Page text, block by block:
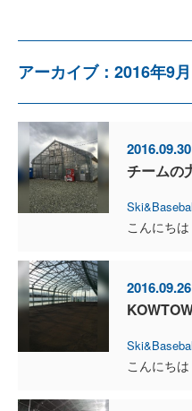
アーカイブ：2016年9月
2016.09.30
チームの
2016.09.26